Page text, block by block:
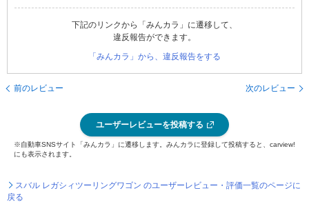
下記のリンクから「みんカラ」に遷移して、
違反報告ができます。
「みんカラ」から、違反報告をする
前のレビュー 次のレビュー
ユーザーレビューを投稿する
※自動車SNSサイト「みんカラ」に遷移します。みんカラに登録して投稿すると、carview!
にも表示されます。
スバル レガシィツーリングワゴン のユーザーレビュー・評価一覧のページに
戻る